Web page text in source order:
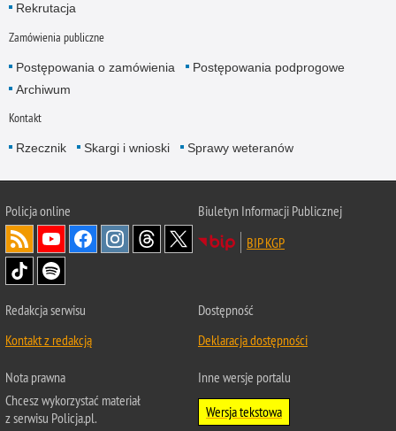
Rekrutacja
Zamówienia publiczne
Postępowania o zamówienia
Postępowania podprogowe
Archiwum
Kontakt
Rzecznik Skargi i wnioski Sprawy weteranów
Policjaonline
Biuletyn Informacji Publicznej
BIP KGP
Redakcja serwisu
Kontakt z redakcją
Dostępność
Deklaracja dostępności
Nota prawna
Chcesz wykorzystać materiał
z serwisu Policja.pl.
Inne wersje portalu
Wersja tekstowa